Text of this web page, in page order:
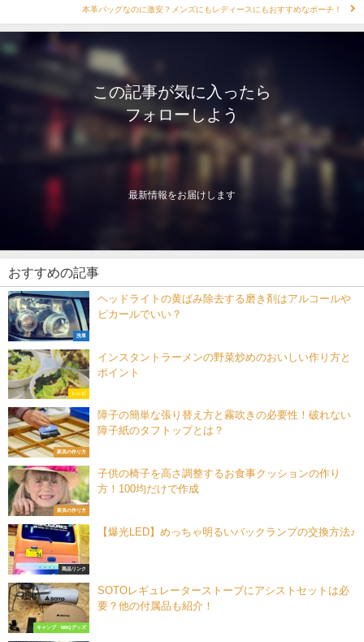
本革バッグなのに激安？メンズにもレディースにもおすすめなポーチ！
この記事が気に入ったら
フォローしよう
最新情報をお届けします
おすすめの記事
洗車
ヘッドライトの黄ばみ除去する磨き剤はアルコールや
ピカールでいい？
レシピ
インスタントラーメンの野菜炒めのおいしい作り方と
ポイント
家具の作り方
障子の簡単な張り替え方と霧吹きの必要性！破れない
障子紙のタフトップとは？
家具の作り方
子供の椅子を高さ調整するお食事クッションの作り
方！100均だけで作成
商品リンク
【爆光LED】めっちゃ明るいバックランプの交換方法♪
キャンプ・BBQグッズ
SOTOレギュレーターストーブにアシストセットは必
要？他の付属品も紹介！